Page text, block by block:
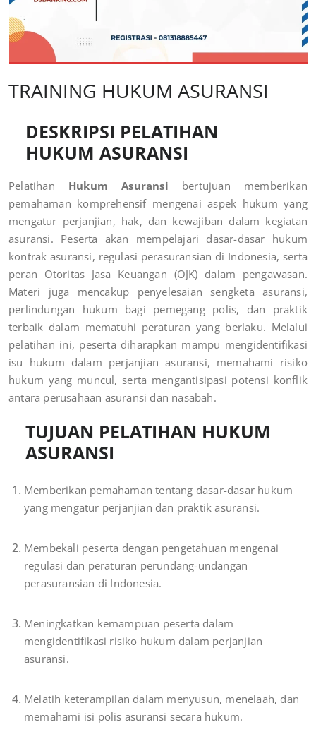
TRAINING HUKUM ASURANSI
DESKRIPSI PELATIHAN
HUKUM ASURANSI
Pelatihan Hukum Asuransi bertujuan memberikan
pemahaman komprehensif mengenai aspek hukum yang
mengatur perjanjian, hak, dan kewajiban dalam kegiatan
asuransi. Peserta akan mempelajari dasar-dasar hukum
kontrak asuransi, regulasi perasuransian di Indonesia, serta
peran Otoritas Jasa Keuangan (OJK) dalam pengawasan.
Materi juga mencakup penyelesaian sengketa asuransi,
perlindungan hukum bagi pemegang polis, dan praktik
terbaik dalam mematuhi peraturan yang berlaku. Melalui
pelatihan ini, peserta diharapkan mampu mengidentifikasi
isu hukum dalam perjanjian asuransi, memahami risiko
hukum yang muncul, serta mengantisipasi potensi konflik
antara perusahaan asuransi dan nasabah.
TUJUAN PELATIHAN HUKUM
ASURANSI
Memberikan pemahaman tentang dasar-dasar hukum
yang mengatur perjanjian dan praktik asuransi.
Membekali peserta dengan pengetahuan mengenai
regulasi dan peraturan perundang-undangan
perasuransian di Indonesia.
Meningkatkan kemampuan peserta dalam
mengidentifikasi risiko hukum dalam perjanjian
asuransi.
Melatih keterampilan dalam menyusun, menelaah, dan
memahami isi polis asuransi secara hukum.